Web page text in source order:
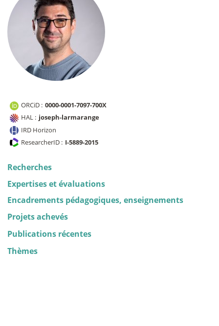
ORCiD : 0000-0001-7097-700X
HAL : joseph-larmarange
IRD Horizon
ResearcherID : I-5889-2015
Recherches
Expertises et évaluations
Encadrements pédagogiques, enseignements
Projets achevés
Publications récentes
Thèmes